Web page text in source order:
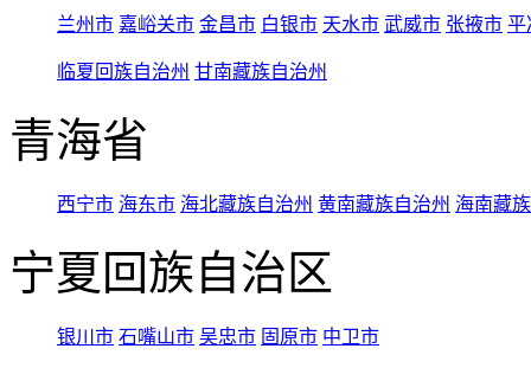
兰州市 嘉峪关市 金昌市 白银市 天水市 武威市 张掖市 平
临夏回族自治州 甘南藏族自治州
青海省
西宁市 海东市 海北藏族自治州 黄南藏族自治州 海南藏
宁夏回族自治区
银川市 石嘴山市 吴忠市 固原市 中卫市